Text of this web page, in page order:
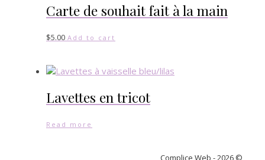
Carte de souhait fait à la main
$5.00 Add to cart
Lavettes en tricot
Read more
Complice Web - 2026 ©